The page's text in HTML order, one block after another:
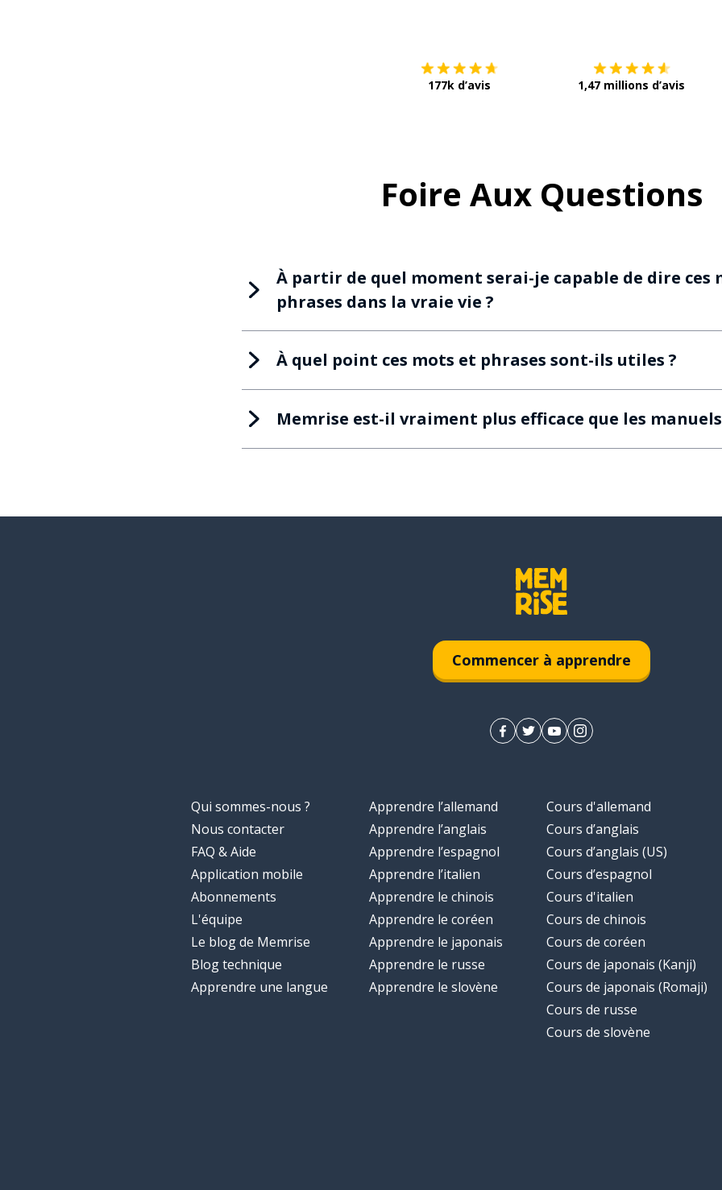
177k d’avis 1,47 millions d’avis
Foire Aux Questions
À partir de quel moment serai-je capable de dire ces
phrases dans la vraie vie ?
À quel point ces mots et phrases sont-ils utiles ?
Memrise est-il vraiment plus efficace que les manuels
Commencer à apprendre
Qui sommes-nous ?
Nous contacter
FAQ & Aide
Application mobile
Abonnements
L'équipe
Le blog de Memrise
Blog technique
Apprendre une langue
Apprendre l’allemand
Apprendre l’anglais
Apprendre l’espagnol
Apprendre l’italien
Apprendre le chinois
Apprendre le coréen
Apprendre le japonais
Apprendre le russe
Apprendre le slovène
Cours d'allemand
Cours d’anglais
Cours d’anglais (US)
Cours d’espagnol
Cours d'italien
Cours de chinois
Cours de coréen
Cours de japonais (Kanji)
Cours de japonais (Romaji)
Cours de russe
Cours de slovène